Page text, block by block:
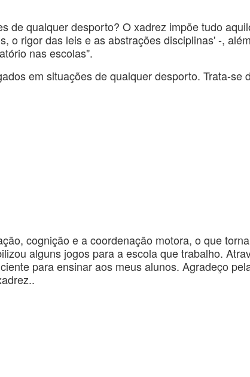
de qualquer desporto? O xadrez impõe tudo
o rigor das leis e as abstrações disciplinas' -,
nas escolas".
em situações de qualquer desporto. Trata-se
cognição e a coordenação motora, o que
alguns jogos para a escola que trabalho.
para ensinar aos meus alunos. Agradeço